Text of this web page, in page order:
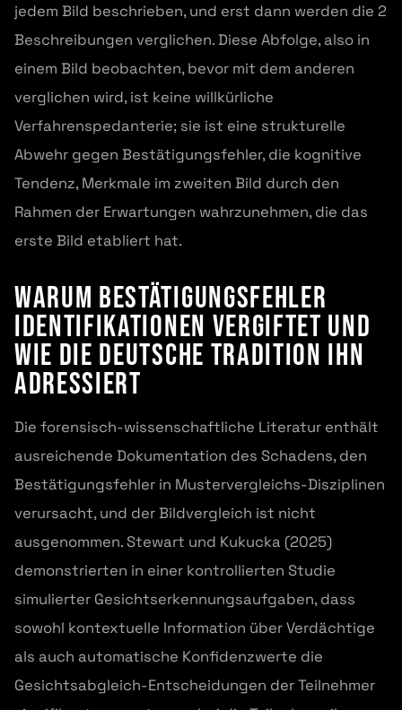
jedem Bild beschrieben, und erst dann werden die 2
Beschreibungen verglichen. Diese Abfolge, also in
einem Bild beobachten, bevor mit dem anderen
verglichen wird, ist keine willkürliche
Verfahrenspedanterie; sie ist eine strukturelle
Abwehr gegen Bestätigungsfehler, die kognitive
Tendenz, Merkmale im zweiten Bild durch den
Rahmen der Erwartungen wahrzunehmen, die das
erste Bild etabliert hat.
Warum Bestätigungsfehler
Identifikationen vergiftet und
wie die deutsche Tradition ihn
adressiert
Die forensisch-wissenschaftliche Literatur enthält
ausreichende Dokumentation des Schadens, den
Bestätigungsfehler in Mustervergleichs-Disziplinen
verursacht, und der Bildvergleich ist nicht
ausgenommen. Stewart und Kukucka (2025)
demonstrierten in einer kontrollierten Studie
simulierter Gesichtserkennungsaufgaben, dass
sowohl kontextuelle Information über Verdächtige
als auch automatische Konfidenzwerte die
Gesichtsabgleich-Entscheidungen der Teilnehmer